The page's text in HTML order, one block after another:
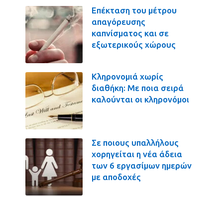
Επέκταση του μέτρου
απαγόρευσης
καπνίσματος και σε
εξωτερικούς χώρους
Κληρονομιά χωρίς
διαθήκη: Με ποια σειρά
καλούνται οι κληρονόμοι
Σε ποιους υπαλλήλους
χορηγείται η νέα άδεια
των 6 εργασίμων ημερών
με αποδοχές